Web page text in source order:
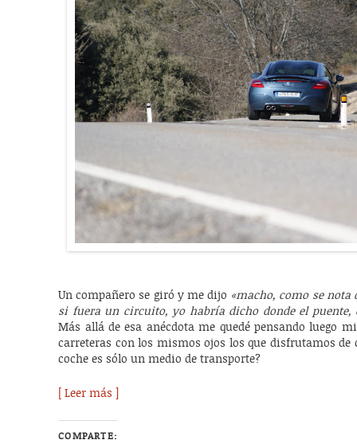
Un compañero se giró y me dijo «macho, como se nota
si fuera un circuito, yo habría dicho donde el puente,
Más allá de esa anécdota me quedé pensando luego
carreteras con los mismos ojos los que disfrutamos de
coche es sólo un medio de transporte?
[ Leer más ]
COMPARTE: